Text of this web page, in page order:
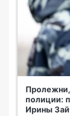
полиции:
Ирины